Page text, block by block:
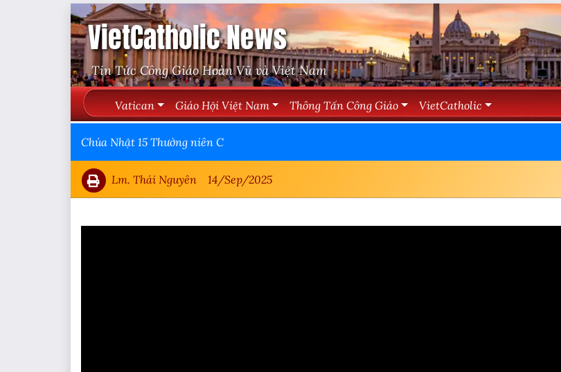
VietCatholic News
Tin Tức Công Giáo Hoàn Vũ và Việt Nam
Vatican Giáo Hội Việt Nam Thông Tấn Công Giáo VietCatholic
Chúa Nhật 15 Thường niên C
Lm. Thái Nguyên 14/Sep/2025